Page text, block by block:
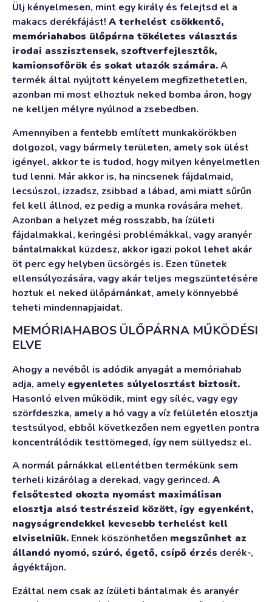
Ülj kényelmesen, mint egy király és felejtsd el a
makacs derékfájást! A terhelést csökkentő,
memóriahabos ülőpárna tökéletes választás
irodai asszisztensek, szoftverfejlesztők,
kamionsofőrök és sokat utazók számára.A
termék által nyújtott kényelem megfizethetetlen,
azonban mi most elhoztuk neked bomba áron, hogy
ne kelljen mélyre nyúlnod a zsebedben.
Amennyiben a fentebb említett munkakörökben
dolgozol, vagy bármely területen, amely sok ülést
igényel, akkor te is tudod, hogy milyen kényelmetlen
tud lenni. Már akkor is, ha nincsenek fájdalmaid,
lecsúszol, izzadsz, zsibbad a lábad, ami miatt sűrűn
fel kell állnod, ez pedig a munka rovására mehet.
Azonban a helyzet még rosszabb, ha ízületi
fájdalmakkal, keringési problémákkal, vagy aranyér
bántalmakkal küzdesz, akkor igazi pokol lehet akár
öt perc egy helyben ücsörgés is. Ezen tünetek
ellensúlyozására, vagy akár teljes megszüntetésére
hoztuk el neked ülőpárnánkat, amely könnyebbé
teheti mindennapjaidat.
MEMÓRIAHABOS ÜLŐPÁRNA MŰKÖDÉSI
ELVE
Ahogy a nevéből is adódik anyagát a memóriahab
adja, amely egyenletes súlyelosztást biztosít.
Hasonló elven működik, mint egy síléc, vagy egy
szörfdeszka, amely a hó vagy a víz felületén elosztja
testsúlyod, ebből következően nem egyetlen pontra
koncentrálódik testtömeged, így nem süllyedsz el.
A normál párnákkal ellentétben termékünk sem
terheli kizárólag a derekad, vagy gerinced. A
felsőtested okozta nyomást maximálisan
elosztja alsó testrészeid között, így egyenként,
nagyságrendekkel kevesebb terhelést kell
elviselniük. Ennek köszönhetően megszűnhet az
állandó nyomó, szúró, égető, csípő érzés derék-,
ágyéktájon.
Ezáltal nem csak az ízületi bántalmak és aranyér